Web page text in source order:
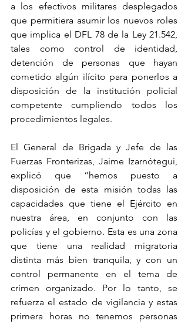
a los efectivos militares desplegados
que permitiera asumir los nuevos roles
que implica el DFL 78 de la Ley 21.542,
tales como control de identidad,
detención de personas que hayan
cometido algún ilícito para ponerlos a
disposición de la institución policial
competente cumpliendo todos los
procedimientos legales.
El General de Brigada y Jefe de las
Fuerzas Fronterizas, Jaime Izarnótegui,
explicó que “hemos puesto a
disposición de esta misión todas las
capacidades que tiene el Ejército en
nuestra área, en conjunto con las
policías y el gobierno. Esta es una zona
que tiene una realidad migratoria
distinta más bien tranquila, y con un
control permanente en el tema de
crimen organizado. Por lo tanto, se
refuerza el estado de vigilancia y estas
primera horas no tenemos personas